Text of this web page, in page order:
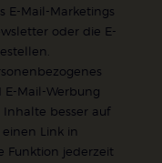
E-Mail-Marketings
oder die E-
Mail-Werbung
besser auf
Link in
Funktion jederzeit